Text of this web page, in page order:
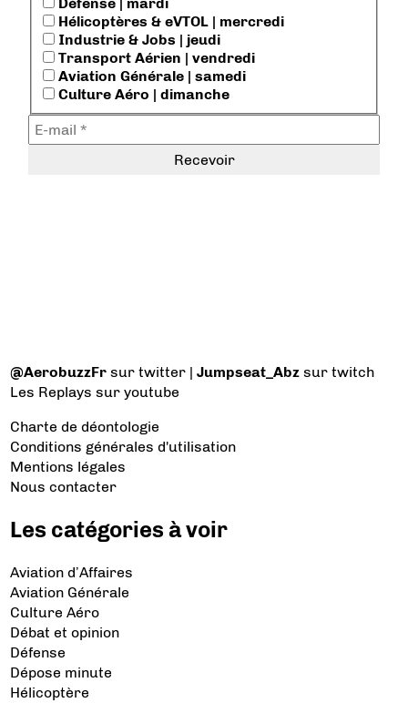
Hélicoptères & eVTOL | mercredi
Industrie & Jobs | jeudi
Transport Aérien | vendredi
Aviation Générale | samedi
Culture Aéro | dimanche
@AerobuzzFr sur twitter |Jumpseat_Abz sur twitch
Les Replays sur youtube
Charte de déontologie
Conditions générales d'utilisation
Mentions légales
Nous contacter
Les catégories à voir
Aviation d’Affaires
Aviation Générale
Culture Aéro
Débat et opinion
Défense
Dépose minute
Hélicoptère